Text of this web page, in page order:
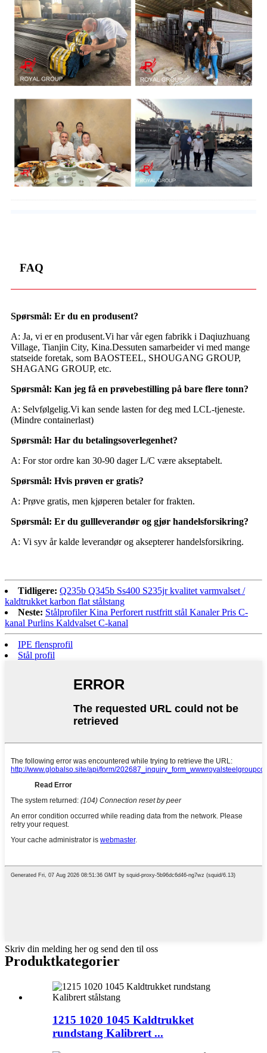
FAQ
Spørsmål: Er du en produsent?
A: Ja, vi er en produsent.Vi har vår egen fabrikk i Daqiuzhuang
Village, Tianjin City, Kina.Dessuten samarbeider vi med mange
statseide foretak, som BAOSTEEL, SHOUGANG GROUP,
SHAGANG GROUP, etc.
Spørsmål: Kan jeg få en prøvebestilling på bare flere tonn?
A: Selvfølgelig.Vi kan sende lasten for deg med LCL-tjeneste.
(Mindre containerlast)
Spørsmål: Har du betalingsoverlegenhet?
A: For stor ordre kan 30-90 dager L/C være akseptabelt.
Spørsmål: Hvis prøven er gratis?
A: Prøve gratis, men kjøperen betaler for frakten.
Spørsmål: Er du gullleverandør og gjør handelsforsikring?
A: Vi syv år kalde leverandør og aksepterer handelsforsikring.
Tidligere: Q235b Q345b Ss400 S235jr kvalitet varmvalset /
kaldtrukket karbon flat stålstang
Neste: Stålprofiler Kina Perforert rustfritt stål Kanaler Pris C-
kanal Purlins Kaldvalset C-kanal
IPE flensprofil
Stål profil
Skriv din melding her og send den til oss
Produktkategorier
1215 1020 1045 Kaldtrukket
rundstang Kalibrert ...